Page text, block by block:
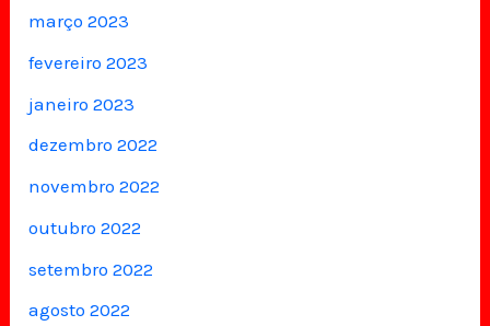
março 2023
fevereiro 2023
janeiro 2023
dezembro 2022
novembro 2022
outubro 2022
setembro 2022
agosto 2022